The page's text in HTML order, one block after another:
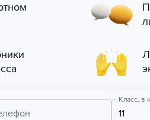
Класс, в
11